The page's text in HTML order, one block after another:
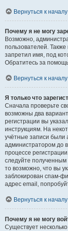
Вернуться к началу
Почему я не могу
Возможно,
пользователей.
запретил имя, под
Обратитесь за
Вернуться к началу
Я только что
Сначала проверьте
возможны два
регистрации вы
инструкциям. На
учётные записи были
администратором до
процессе
следуйте
то возможно, что вы
заблокирован спам-
адрес email,
Вернуться к началу
Почему я не могу
Существует